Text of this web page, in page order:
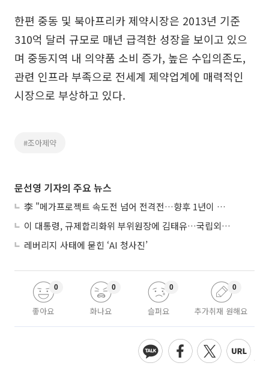
한편 중동 및 북아프리카 제약시장은 2013년 기준
310억 달러 규모로 매년 급격한 성장을 보이고 있으
며 중동지역 내 의약품 소비 증가, 높은 수입의존도,
관련 인프라 부족으로 전세계 제약업계에 매력적인
시장으로 부상하고 있다.
#조아제약
문선영 기자의 주요 뉴스
李 "메가프로젝트 속도전 넘어 전격전…향후 1년이 골든타임"
이 대통령, 규제합리화위 부위원장에 김태유…국립외교원장 김흥규
레버리지 사태에 묻힌 ‘AI 청사진’
좋아요
0
화나요
0
슬퍼요
0
추가취재 원해요
0